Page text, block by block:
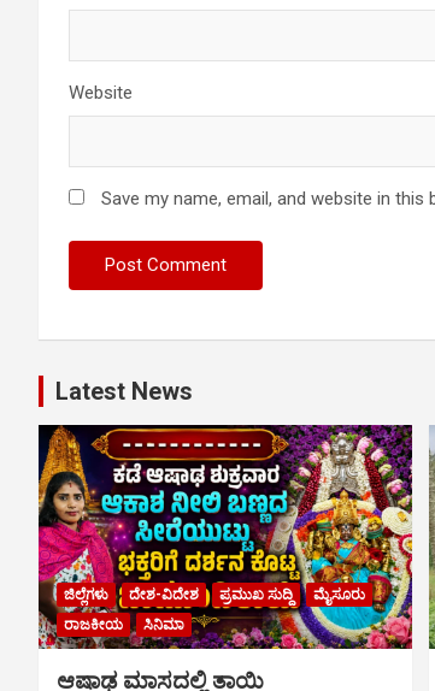
Website
Save my name, email, and website in
Latest News
ಜಿಲ್ಲೆಗಳು ದೇಶ-ವಿದೇಶ ಪ್ರಮುಖ ಸುದ್ದಿ
ಮೈಸೂರು
ರಾಜಕೀಯ
ಸಿನಿಮಾ
ಆಷಾಢ ಮಾಸದಲ್ಲಿ ತಾಯಿ